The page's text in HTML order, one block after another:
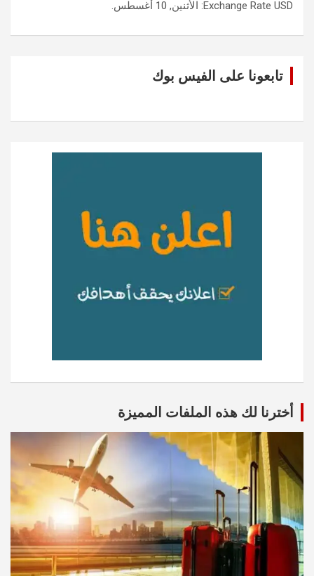
Exchange Rate USD : الأثنين, 10 أغسطس.
تابعونا على الفيس بوك
أخترنا لك هذه الملفات المميزة